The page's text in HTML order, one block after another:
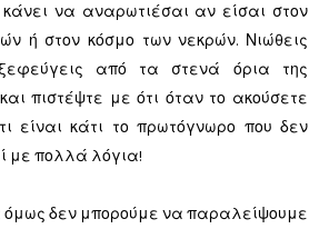
να αναρωτιέσαι αν είσαι στον
ή στον κόσμο των νεκρών. Νιώθεις
από τα στενά όρια της
πιστέψτε με ότι όταν το ακούσετε
είναι κάτι το πρωτόγνωρο που δεν
με πολλά λόγια!
δεν μπορούμε να παραλείψουμε